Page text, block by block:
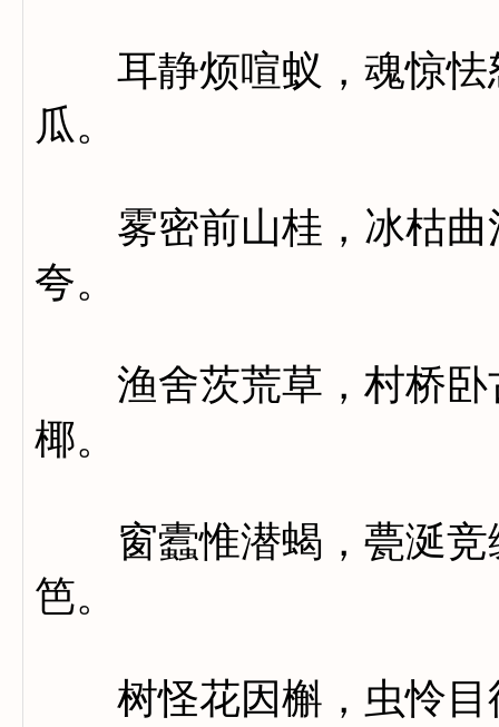
耳静烦喧蚁，魂惊怯
瓜。
雾密前山桂，冰枯曲
夸。
渔舍茨荒草，村桥卧
椰。
窗蠹惟潜蝎，甍涎竞
笆。
树怪花因槲，虫怜目